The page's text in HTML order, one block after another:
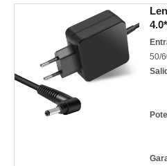
50/